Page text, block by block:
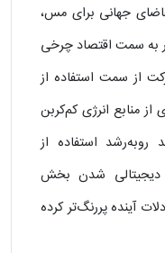
جهانی برای مس،
به سمت اقتصاد چرخی
از سمت استفاده از
منابع انرژی کم‌کربن
استفاده از
دیجیتالی‌ شدن بخش
آینده پررنگ‌تر کرده